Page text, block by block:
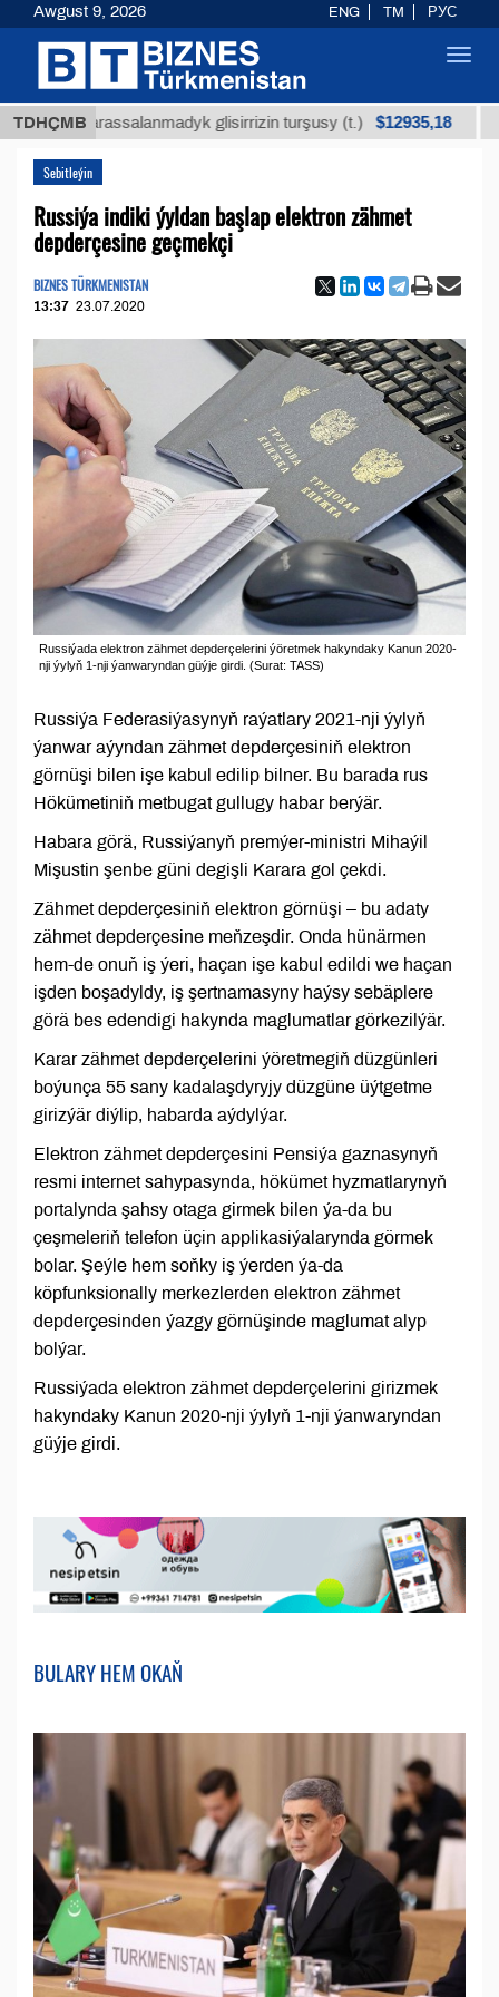
TDHÇMB
arassalanmadyk glisirrizin turşusy (t.) $12935,18 Az
Sebitleýin
Russiýa indiki ýyldan başlap elektron zähmet
depderçesine geçmekçi
BIZNES TÜRKMENISTAN
13:37 23.07.2020
Russiýada elektron zähmet depderçelerini ýöretmek hakyndaky Kanun 2020-
nji ýylyň 1-nji ýanwaryndan güýje girdi. (Surat: TASS)
Russiýa Federasiýasynyň raýatlary 2021-nji ýylyň
ýanwar aýyndan zähmet depderçesiniň elektron
görnüşi bilen işe kabul edilip bilner. Bu barada rus
Hökümetiniň metbugat gullugy habar berýär.
Habara görä, Russiýanyň premýer-ministri Mihaýil
Mişustin şenbe güni degişli Karara gol çekdi.
Zähmet depderçesiniň elektron görnüşi – bu adaty
zähmet depderçesine meňzeşdir. Onda hünärmen
hem-de onuň iş ýeri, haçan işe kabul edildi we haçan
işden boşadyldy, iş şertnamasyny haýsy sebäplere
görä bes edendigi hakynda maglumatlar görkezilýär.
Karar zähmet depderçelerini ýöretmegiň düzgünleri
boýunça 55 sany kadalaşdyryjy düzgüne üýtgetme
girizýär diýlip, habarda aýdylýar.
Elektron zähmet depderçesini Pensiýa gaznasynyň
resmi internet sahypasynda, hökümet hyzmatlarynyň
portalynda şahsy otaga girmek bilen ýa-da bu
çeşmeleriň telefon üçin applikasiýalarynda görmek
bolar. Şeýle hem soňky iş ýerden ýa-da
köpfunksionally merkezlerden elektron zähmet
depderçesinden ýazgy görnüşinde maglumat alyp
bolýar.
Russiýada elektron zähmet depderçelerini girizmek
hakyndaky Kanun 2020-nji ýylyň 1-nji ýanwaryndan
güýje girdi.
BULARY HEM OKAŇ
Awgust 9, 2026 ENG TM РУС